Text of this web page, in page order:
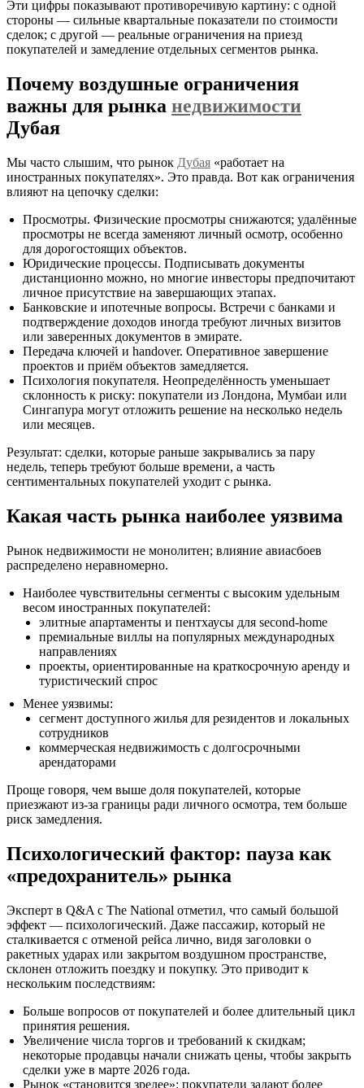
Эти цифры показывают противоречивую картину: с одной
стороны — сильные квартальные показатели по стоимости
сделок; с другой — реальные ограничения на приезд
покупателей и замедление отдельных сегментов рынка.
Почему воздушные ограничения
важны для рынка недвижимости
Дубая
Мы часто слышим, что рынок Дубая «работает на
иностранных покупателях». Это правда. Вот как ограничения
влияют на цепочку сделки:
Просмотры. Физические просмотры снижаются; удалённые
просмотры не всегда заменяют личный осмотр, особенно
для дорогостоящих объектов.
Юридические процессы. Подписывать документы
дистанционно можно, но многие инвесторы предпочитают
личное присутствие на завершающих этапах.
Банковские и ипотечные вопросы. Встречи с банками и
подтверждение доходов иногда требуют личных визитов
или заверенных документов в эмирате.
Передача ключей и handover. Оперативное завершение
проектов и приём объектов замедляется.
Психология покупателя. Неопределённость уменьшает
склонность к риску: покупатели из Лондона, Мумбаи или
Сингапура могут отложить решение на несколько недель
или месяцев.
Результат: сделки, которые раньше закрывались за пару
недель, теперь требуют больше времени, а часть
сентиментальных покупателей уходит с рынка.
Какая часть рынка наиболее уязвима
Рынок недвижимости не монолитен; влияние авиасбоев
распределено неравномерно.
Наиболее чувствительны сегменты с высоким удельным
весом иностранных покупателей:
элитные апартаменты и пентхаусы для second-home
премиальные виллы на популярных международных
направлениях
проекты, ориентированные на краткосрочную аренду и
туристический спрос
Менее уязвимы:
сегмент доступного жилья для резидентов и локальных
сотрудников
коммерческая недвижимость с долгосрочными
арендаторами
Проще говоря, чем выше доля покупателей, которые
приезжают из-за границы ради личного осмотра, тем больше
риск замедления.
Психологический фактор: пауза как
«предохранитель» рынка
Эксперт в Q&A с The National отметил, что самый большой
эффект — психологический. Даже пассажир, который не
сталкивается с отменой рейса лично, видя заголовки о
ракетных ударах или закрытом воздушном пространстве,
склонен отложить поездку и покупку. Это приводит к
нескольким последствиям:
Больше вопросов от покупателей и более длительный цикл
принятия решения.
Увеличение числа торгов и требований к скидкам;
некоторые продавцы начали снижать цены, чтобы закрыть
сделки уже в марте 2026 года.
Рынок «становится зрелее»: покупатели задают более